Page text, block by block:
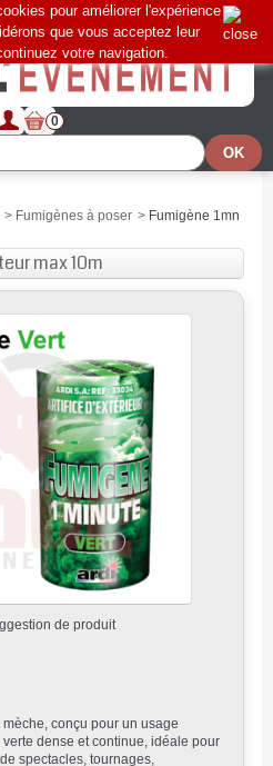
0
pour améliorer l'expérience
que vous acceptez leur
votre navigation.
> Fumigènes à poser > Fumigène 1mn
max 10m
de produit
conçu pour un usage
dense et continue, idéale pour
spectacles, tournages,